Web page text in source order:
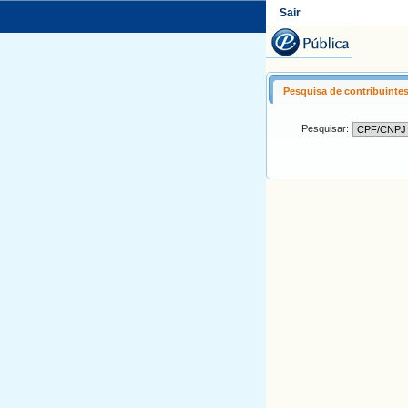
Sair
Pesquisa de contribuintes
Pesquisar: